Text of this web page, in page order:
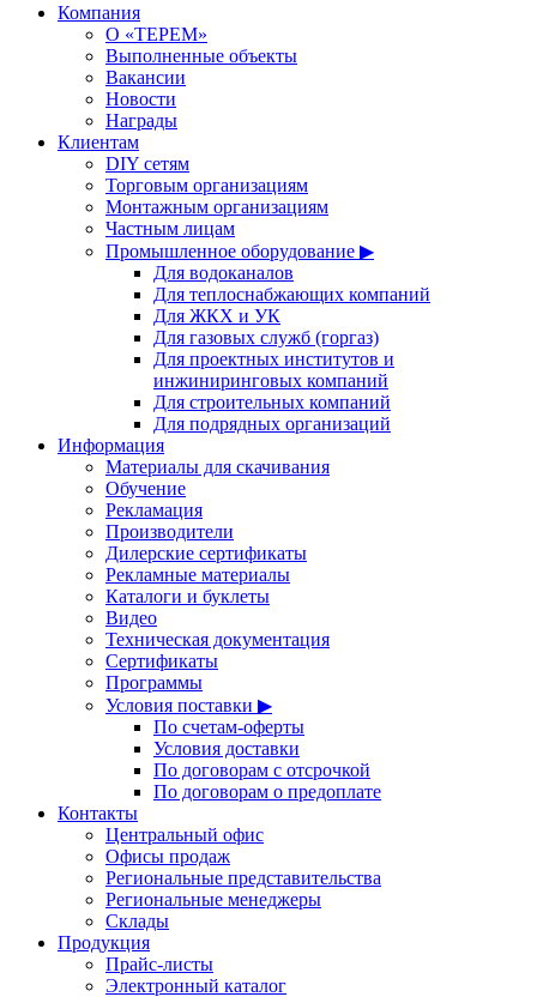
Компания
О «ТЕРЕМ»
Выполненные объекты
Вакансии
Новости
Награды
Клиентам
DIY сетям
Торговым организациям
Монтажным организациям
Частным лицам
Промышленное оборудование ▶
Для водоканалов
Для теплоснабжающих компаний
Для ЖКХ и УК
Для газовых служб (горгаз)
Для проектных институтов и
инжиниринговых компаний
Для строительных компаний
Для подрядных организаций
Информация
Материалы для скачивания
Обучение
Рекламация
Производители
Дилерские сертификаты
Рекламные материалы
Каталоги и буклеты
Видео
Техническая документация
Сертификаты
Программы
Условия поставки ▶
По счетам-оферты
Условия доставки
По договорам с отсрочкой
По договорам о предоплате
Контакты
Центральный офис
Офисы продаж
Региональные представительства
Региональные менеджеры
Склады
Продукция
Прайс-листы
Электронный каталог